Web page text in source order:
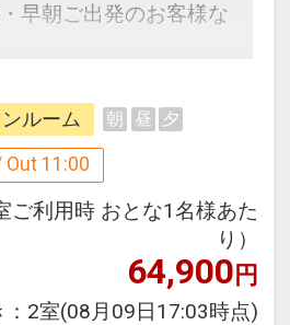
、爽快さをテーマにし
かな3つのお風呂をお
す。
浴場）は最上階にあ
呂） では、大雪山黒岳
早朝ご出発のお客様な
ランで当館自慢の温泉
い。
はお食事が付いており
食を希望の場合は、フ
けください。
朝食2，500円となりま
ルーム 朝 昼 夕
11:00
ご利用時 おとな1名様あた
り）
64,900円
2室(08月09日17:03時点)